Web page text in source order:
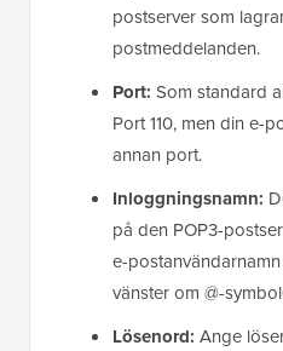
postserver som
postmeddelanden.
Port: Som standard
Port 110, men din e-
annan port.
Inloggningsnamn:
på den POP3-
e-
vänster om @-
Lösenord: Ange